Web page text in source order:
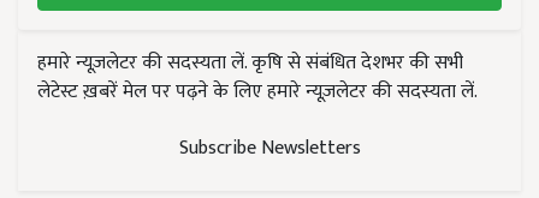
हमारे न्यूज़लेटर की सदस्यता लें. कृषि से संबंधित देशभर की सभी
लेटेस्ट ख़बरें मेल पर पढ़ने के लिए हमारे न्यूज़लेटर की सदस्यता लें.
Subscribe Newsletters